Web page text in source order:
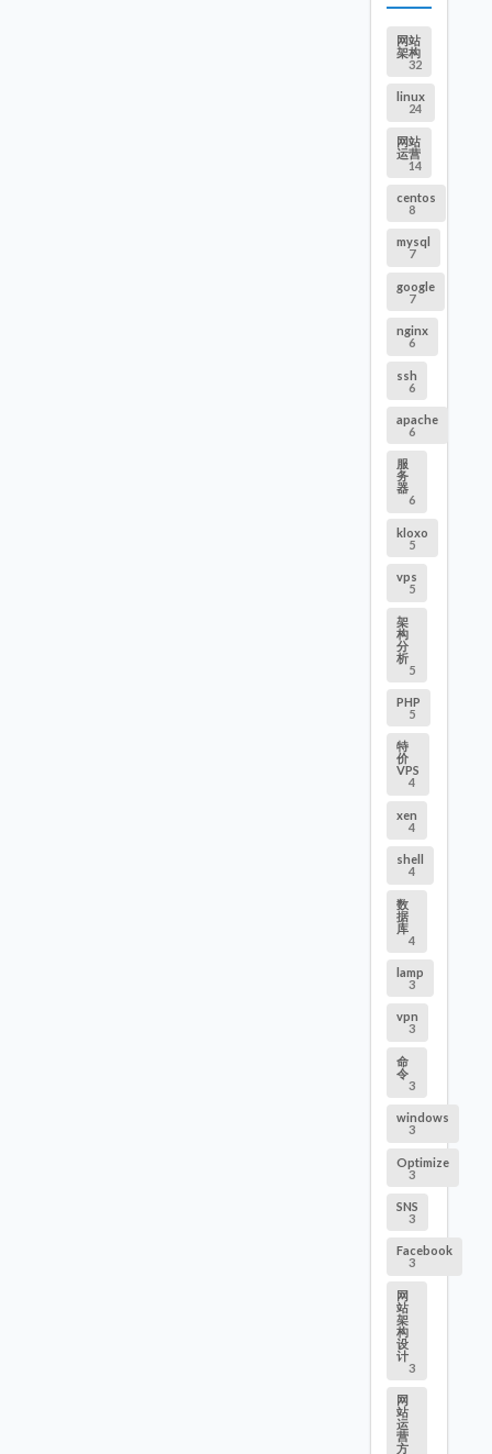
网站
架构
32
linux
24
网站
运营
14
centos
8
mysql
7
google
7
nginx
6
ssh
6
apache
6
服
务
器
6
kloxo
5
vps
5
架
构
分
析
5
PHP
5
特
价
VPS
4
xen
4
shell
4
数
据
库
4
lamp
3
vpn
3
命
令
3
windows
3
Optimize
3
SNS
3
Facebook
3
网
站
架
构
设
计
3
网
站
运
营
方